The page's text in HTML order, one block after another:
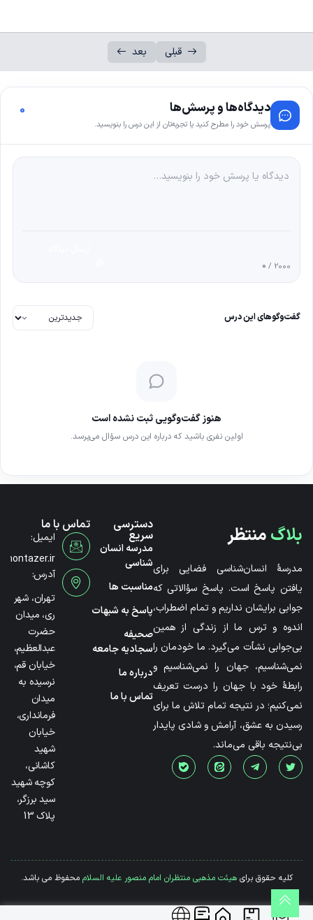
قبلی بعد
دیدگاه‌ها و پرسش‌ها
پرسش خود را مطرح کنید یا تجربه‌تان از این درس را بنویسید.
0
0 / 2000
گفت‌وگوهای این درس
هنوز گفت‌وگویی ثبت نشده است
اولین نفری باشید که درباره این درس سؤال می‌پرسد.
بلاگمنتظر
مدرسۀ انسان‌شناسی فضایی برای
یافتن پاسخ است. پاسخ سؤالاتی که
جوابی برایشان نداریم و تمام اضطراب،
اندوه و ترس ما از زندگی از همین
بی‌جوابی نشأت می‌گیرد. ما خودمان را
نمی‌شناسیم، جهان را نمی‌شناسیم و
رابطۀ خود با جهان را درست تعریف
نمی‌کنیم؛ در نتیجه تمام تلاش ما برای
رسیدن به عشق، آرامش و شادی پایدار
بی‌نتیجه باقی می‌ماند.
دسترسی
سریع
مدرسه انسان
شناسی
مناسبت ها
پاسخ به شبهات
صحیفه
سجادیه جامعه
درباره ما
تماس با ما
تماس با ما
ایمیل:
آدرس:
تهران، شهر
ری، میدان
حضرت
عبدالعظیم،
خیابان قم،
نرسیده به
میدان
فرمانداری،
خیابان
شهید
کاشانی،
کوچه شهید
سید برزگر،
پلاک 13
کلیه حقوق برایهیئت مذهبی منتظران امام منصور علیه السلاممحفوظ می باشد.